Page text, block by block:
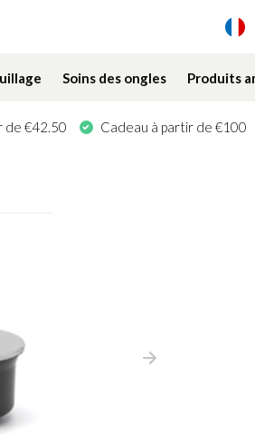
Soins des ongles Produits
de €42.50 Cadeau à partir de €100